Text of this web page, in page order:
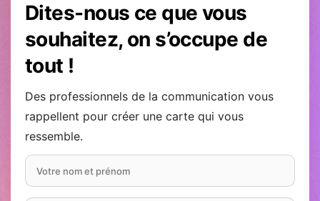
Dites-nous ce que vous
souhaitez, on s’occupe de
tout !
Des professionnels de la communication vous
rappellent pour créer une carte qui vous
ressemble.